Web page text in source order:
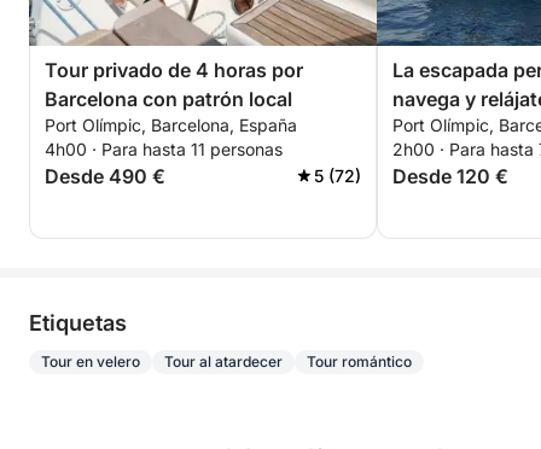
Tour privado de 4 horas por
Barcelona con patrón local
Port Olímpic, Barcelona, España
4h00 · Para hasta 11 personas
Desde 490 € 5 (72)
La escapada
navega y
vendido!
Port Olímpic,
2h00 · Para hasta
Desde 120 €
Etiquetas
Tour en velero Tour al atardecer Tour romántico